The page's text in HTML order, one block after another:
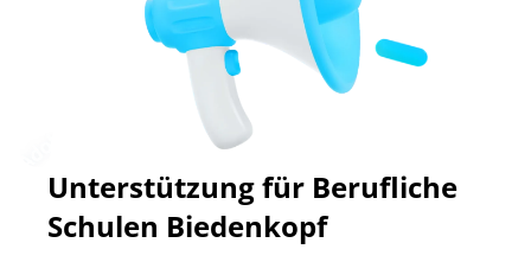
Unterstützung für Berufliche
Schulen Biedenkopf